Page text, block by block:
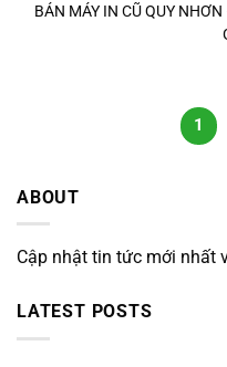
ABOUT
Cập nhật tin tức mới nhất
LATEST POSTS
BÁN MÁY IN CŨ QUY
1